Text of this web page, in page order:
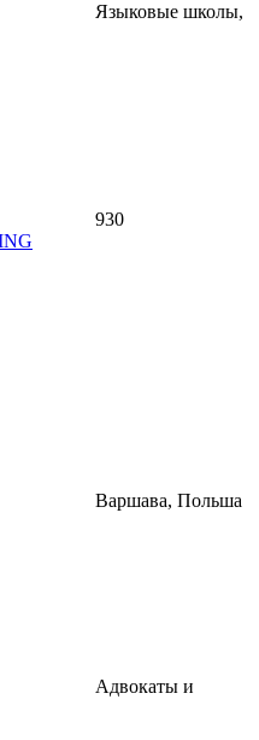
Языковые школы,
930
Варшава, Польша
Адвокаты и